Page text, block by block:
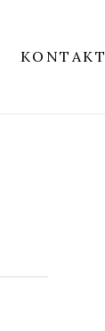
KONTAKT